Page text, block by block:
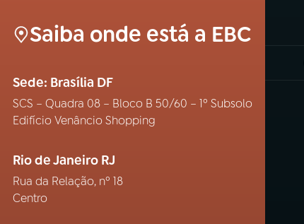
Saiba onde está a EBC
Sede: Brasília DF
SCS – Quadra 08 – Bloco B 50/60 – 1º Subsolo
Edifício Venâncio Shopping
Rio de Janeiro RJ
Rua da Relação, nº 18
Centro